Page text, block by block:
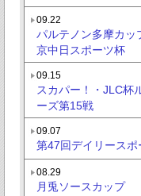
09.22
パルテノン多摩カッ
京中日スポーツ杯
09.15
スカパー！・JLC杯
ーズ第15戦
09.07
第47回デイリースポ
08.29
月兎ソースカップ